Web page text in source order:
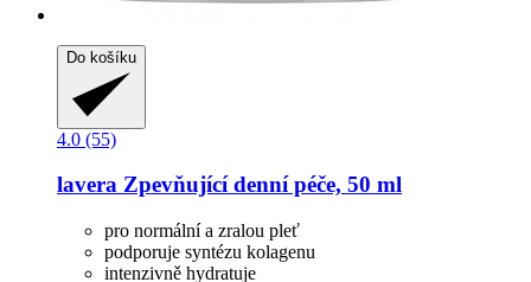
Do košíku
4.0 (55)
lavera Zpevňující denní péče, 50 ml
pro normální a zralou pleť
podporuje syntézu kolagenu
intenzivně hydratuje